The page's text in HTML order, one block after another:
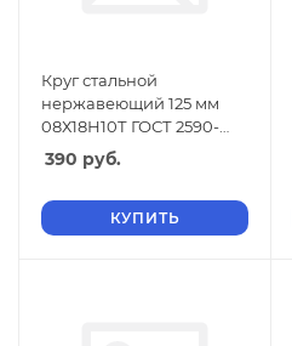
Круг стальной
нержавеющий 125 мм
08Х18Н10Т ГОСТ 2590-
2006
390 руб.
КУПИТЬ